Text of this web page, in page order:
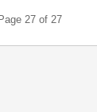
Page 27 of 27